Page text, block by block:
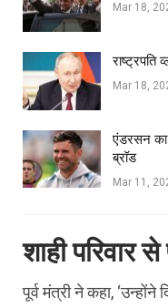
Mar 18,
राष्ट्रपति
Mar 18,
एंडरसन का
ब्रॉड
Mar 11,
शाही परिवार
पूर्व मंत्री ने कहा,